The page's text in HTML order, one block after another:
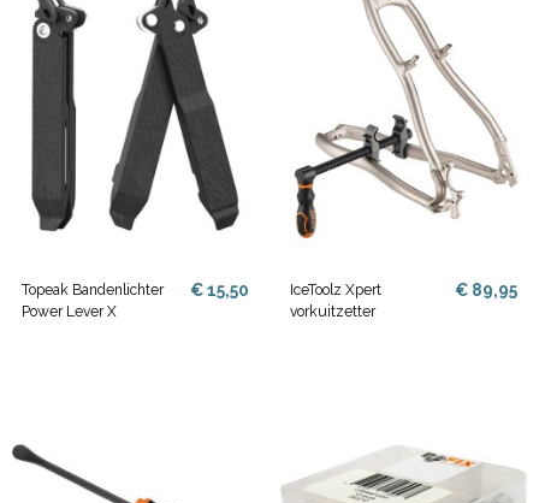
Topeak Bandenlichter
Power Lever X
€ 15,50
IceToolz Xpert
vorkuitzetter
€ 89,95